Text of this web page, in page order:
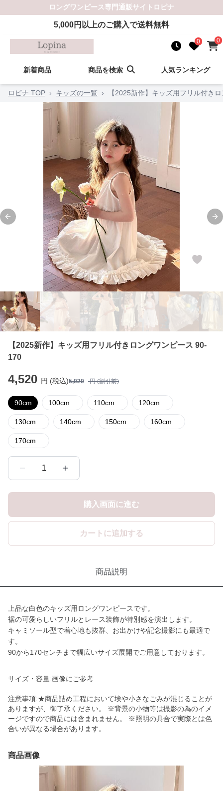
ロングワンピース専門通販サイト ロピナ
5,000円以上のご購入で送料無料
0 0
新着商品 商品を検索 人気ランキング
ロピナ TOP › キッズの一覧 › 【2025新作】キッズ用フリル付き
Previous slide
【2025新作】キッズ用フリル付きロングワンピース 90-
170
4,520 円 (税込)5,020 円 (割引前)
90cm 100cm 110cm 120cm
130cm 140cm 150cm 160cm
170cm
1
購入画面に進む
カートに追加する
商品説明
上品な白色のキッズ用ロングワンピースです。
裾の可愛らしいフリルとレース装飾が特別感を演出します。
キャミソール型で着心地も抜群、お出かけや記念撮影にも最適で
す。
90から170センチまで幅広いサイズ展開でご用意しております。
サイズ・容量:画像にご参考
注意事項:★商品詰め工程において埃や小さなごみが混じることが
ありますが、御了承ください。 ※背景の小物等は撮影の為のイメ
ージですので商品には含まれません。 ※照明の具合で実際とは色
合いが異なる場合があります。
商品画像